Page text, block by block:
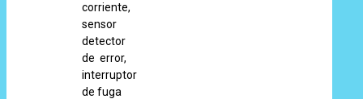
corriente,
sensor
detector
de error,
interruptor
de fuga